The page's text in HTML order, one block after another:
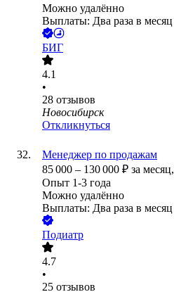
Можно удалённо
Выплаты: Два раза в месяц
БИГ
4.1
•
28 отзывов
Новосибирск
Откликнуться
Менеджер по продажам
85 000 – 130 000 ₽ за месяц,
Опыт 1-3 года
Можно удалённо
Выплаты: Два раза в месяц
Подиатр
4.7
•
25 отзывов